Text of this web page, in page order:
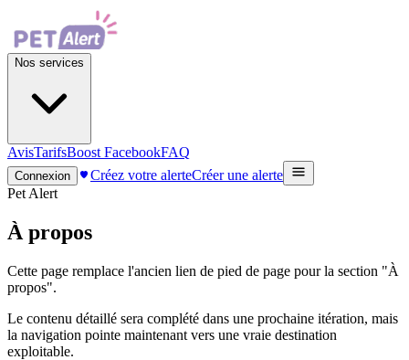
Nos services
AvisTarifsBoost FacebookFAQ
Connexion Créez votre alerteCréer une alerte
Pet Alert
À propos
Cette page remplace l'ancien lien de pied de page pour la section "À
propos".
Le contenu détaillé sera complété dans une prochaine itération, mais
la navigation pointe maintenant vers une vraie destination
exploitable.